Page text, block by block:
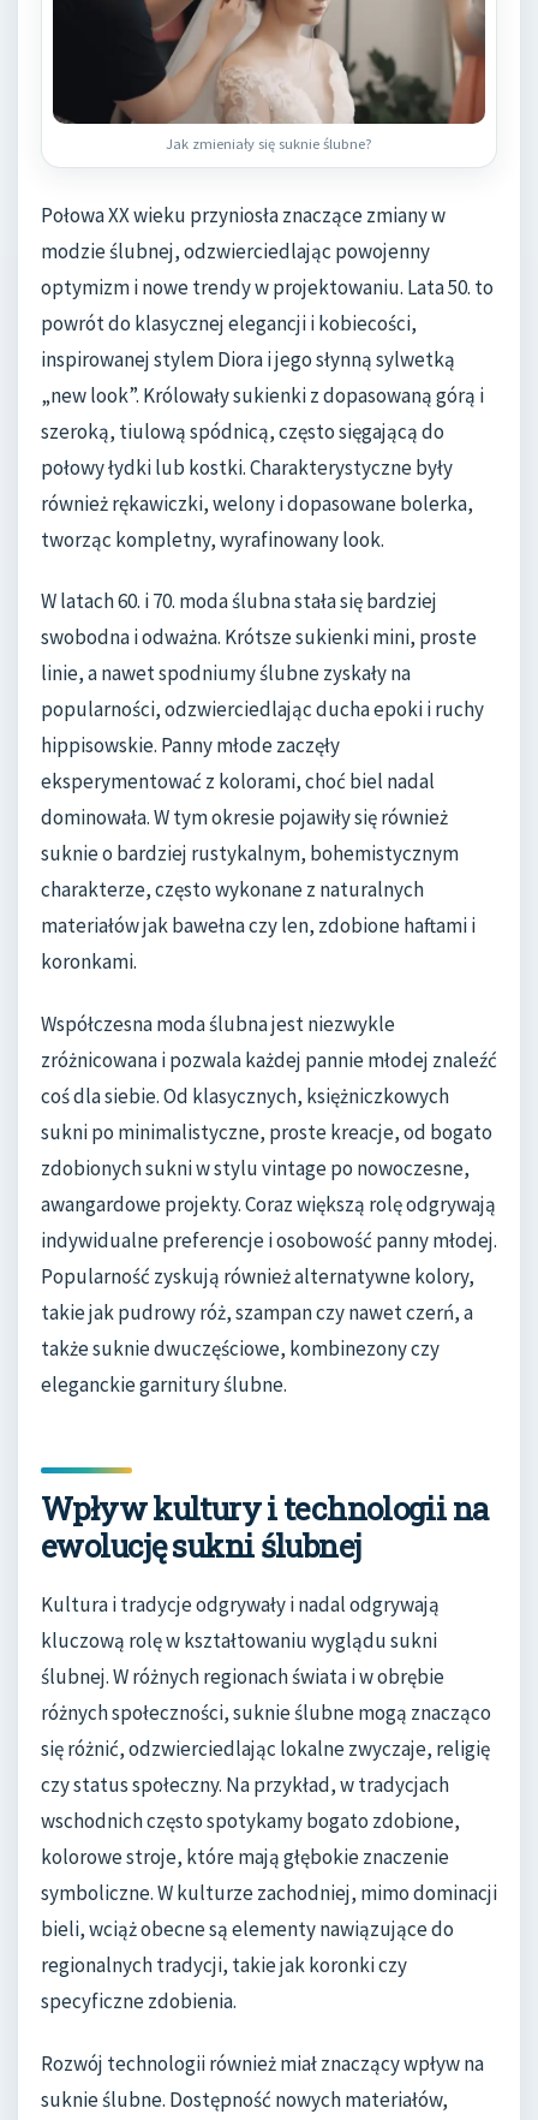
Jak zmieniały się suknie ślubne?
Połowa XX wieku przyniosła znaczące zmiany w
modzie ślubnej, odzwierciedlając powojenny
optymizm i nowe trendy w projektowaniu. Lata 50. to
powrót do klasycznej elegancji i kobiecości,
inspirowanej stylem Diora i jego słynną sylwetką
„new look”. Królowały sukienki z dopasowaną górą i
szeroką, tiulową spódnicą, często sięgającą do
połowy łydki lub kostki. Charakterystyczne były
również rękawiczki, welony i dopasowane bolerka,
tworząc kompletny, wyrafinowany look.
W latach 60. i 70. moda ślubna stała się bardziej
swobodna i odważna. Krótsze sukienki mini, proste
linie, a nawet spodniumy ślubne zyskały na
popularności, odzwierciedlając ducha epoki i ruchy
hippisowskie. Panny młode zaczęły
eksperymentować z kolorami, choć biel nadal
dominowała. W tym okresie pojawiły się również
suknie o bardziej rustykalnym, bohemistycznym
charakterze, często wykonane z naturalnych
materiałów jak bawełna czy len, zdobione haftami i
koronkami.
Współczesna moda ślubna jest niezwykle
zróżnicowana i pozwala każdej pannie młodej znaleźć
coś dla siebie. Od klasycznych, księżniczkowych
sukni po minimalistyczne, proste kreacje, od bogato
zdobionych sukni w stylu vintage po nowoczesne,
awangardowe projekty. Coraz większą rolę odgrywają
indywidualne preferencje i osobowość panny młodej.
Popularność zyskują również alternatywne kolory,
takie jak pudrowy róż, szampan czy nawet czerń, a
także suknie dwuczęściowe, kombinezony czy
eleganckie garnitury ślubne.
Wpływ kultury i technologii na
ewolucję sukni ślubnej
Kultura i tradycje odgrywały i nadal odgrywają
kluczową rolę w kształtowaniu wyglądu sukni
ślubnej. W różnych regionach świata i w obrębie
różnych społeczności, suknie ślubne mogą znacząco
się różnić, odzwierciedlając lokalne zwyczaje, religię
czy status społeczny. Na przykład, w tradycjach
wschodnich często spotykamy bogato zdobione,
kolorowe stroje, które mają głębokie znaczenie
symboliczne. W kulturze zachodniej, mimo dominacji
bieli, wciąż obecne są elementy nawiązujące do
regionalnych tradycji, takie jak koronki czy
specyficzne zdobienia.
Rozwój technologii również miał znaczący wpływ na
suknie ślubne. Dostępność nowych materiałów,